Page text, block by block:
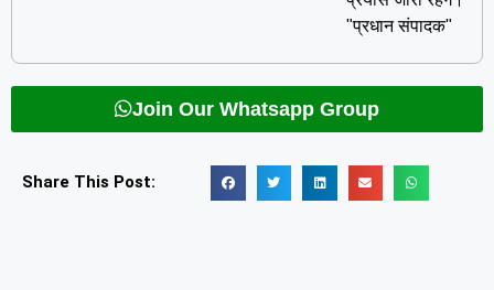
"प्रधान संपादक"
Join Our Whatsapp Group
Share This Post: